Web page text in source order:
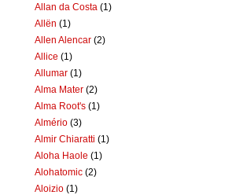
Allan da Costa (1)
Allën (1)
Allen Alencar (2)
Allice (1)
Allumar (1)
Alma Mater (2)
Alma Root's (1)
Almério (3)
Almir Chiaratti (1)
Aloha Haole (1)
Alohatomic (2)
Aloizio (1)